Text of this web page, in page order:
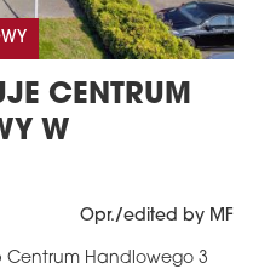
CENTRUM
W
Opr./edited by MF
Centrum Handlowego 3